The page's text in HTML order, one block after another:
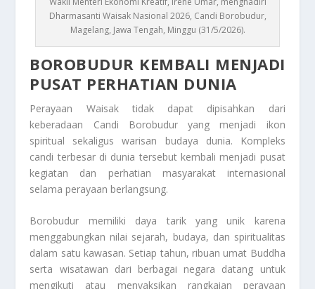
Dharmasanti Waisak Nasional 2026, Candi Borobudur,
Magelang, Jawa Tengah, Minggu (31/5/2026).
BOROBUDUR KEMBALI MENJADI
PUSAT PERHATIAN DUNIA
Perayaan Waisak tidak dapat dipisahkan dari
keberadaan Candi Borobudur yang menjadi ikon
spiritual sekaligus warisan budaya dunia. Kompleks
candi terbesar di dunia tersebut kembali menjadi pusat
kegiatan dan perhatian masyarakat internasional
selama perayaan berlangsung.
Borobudur memiliki daya tarik yang unik karena
menggabungkan nilai sejarah, budaya, dan spiritualitas
dalam satu kawasan. Setiap tahun, ribuan umat Buddha
serta wisatawan dari berbagai negara datang untuk
mengikuti atau menyaksikan rangkaian perayaan